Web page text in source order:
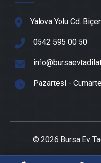
Mustafakemalpaşa
Mustafakemalpaşa
Yalova Yolu Cd.
0542 595 00 50
Pazartesi -
© 2026 Bursa Ev
Bursa Boya Ustası